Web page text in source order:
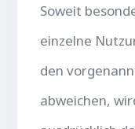
Soweit
einzelne
den
abweichen,